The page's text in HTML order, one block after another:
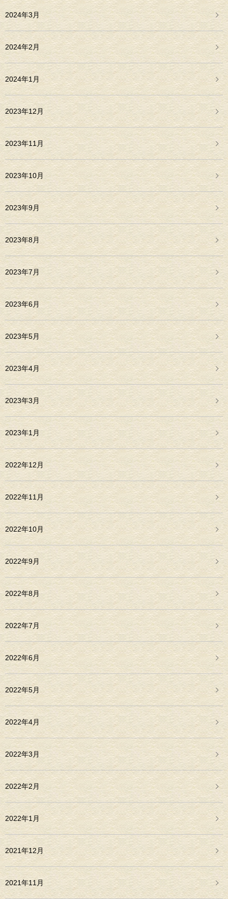
2024年3月
2024年2月
2024年1月
2023年12月
2023年11月
2023年10月
2023年9月
2023年8月
2023年7月
2023年6月
2023年5月
2023年4月
2023年3月
2023年1月
2022年12月
2022年11月
2022年10月
2022年9月
2022年8月
2022年7月
2022年6月
2022年5月
2022年4月
2022年3月
2022年2月
2022年1月
2021年12月
2021年11月